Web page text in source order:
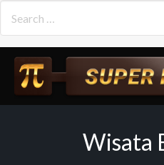
content
Wisata